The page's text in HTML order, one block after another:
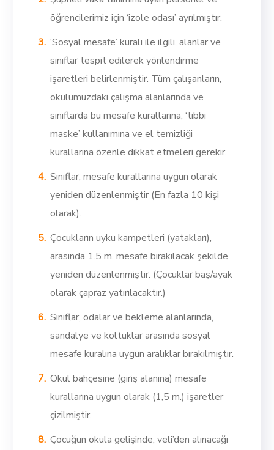
öğrencilerimiz için ‘izole odası’ ayrılmıştır.
‘Sosyal mesafe’ kuralı ile ilgili, alanlar ve
sınıflar tespit edilerek yönlendirme
işaretleri belirlenmiştir. Tüm çalışanların,
okulumuzdaki çalışma alanlarında ve
sınıflarda bu mesafe kurallarına, ‘tıbbı
maske’ kullanımına ve el temizliği
kurallarına özenle dikkat etmeleri gerekir.
Sınıflar, mesafe kurallarına uygun olarak
yeniden düzenlenmiştir (En fazla 10 kişi
olarak).
Çocukların uyku kampetleri (yatakları),
arasında 1.5 m. mesafe bırakılacak şekilde
yeniden düzenlenmiştir. (Çocuklar baş/ayak
olarak çapraz yatırılacaktır.)
Sınıflar, odalar ve bekleme alanlarında,
sandalye ve koltuklar arasında sosyal
mesafe kuralına uygun aralıklar bırakılmıştır.
Okul bahçesine (giriş alanına) mesafe
kurallarına uygun olarak (1,5 m.) işaretler
çizilmiştir.
Çocuğun okula gelişinde, veli’den alınacağı